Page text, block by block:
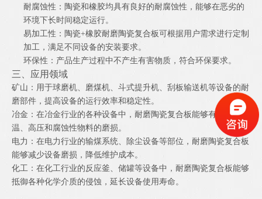
耐腐蚀性：陶瓷和橡胶均具有良好的耐腐蚀性，能够在恶劣的
环境下长时间稳定运行。
易加工性：陶瓷+橡胶耐磨陶瓷复合板可根据用户需求进行定制
加工，满足不同设备的安装要求。
环保性：产品生产过程中不产生有害物质，符合环保要求。
三、应用领域
矿山：用于球磨机、磨煤机、斗式提升机、刮板输送机等设备的耐
磨部件，提高设备的运行效率和稳定性。
冶金：在冶金行业的各种设备中，耐磨陶瓷复合板能够有效抵御高
温、高压和腐蚀性物料的磨损。
电力：在电力行业的输煤系统、除尘设备等部位，耐磨陶瓷复合板
能够减少设备磨损，降低维护成本。
化工：在化工行业的反应釜、储罐等设备中，耐磨陶瓷复合板能够
抵御各种化学介质的侵蚀，延长设备使用寿命。